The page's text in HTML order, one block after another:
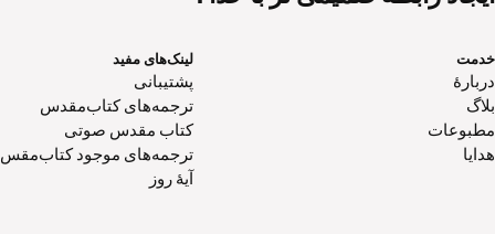
خدمت
دربارهٔ
بلاگ
مطبوعات
هدایا
لینک‌های مفید
پشتیبانی
ترجمه‌های کتاب‌مقدس
کتاب‌ مقدس صوتی
ترجمه‌های موجود کتاب‌مقس
آیۀ روز